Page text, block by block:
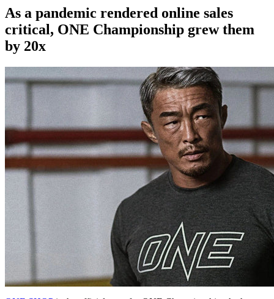
As a pandemic rendered online sales
critical, ONE Championship grew them
by 20x